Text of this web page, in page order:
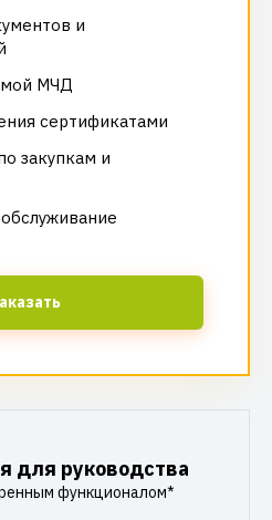
и
МЧД
сертификатами
закупкам и
для руководства
функционалом*